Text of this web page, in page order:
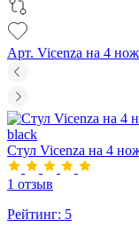
Арт. Vicenza на 4
Стул Vicenza на 4
1 отзыв
Рейтинг: 5